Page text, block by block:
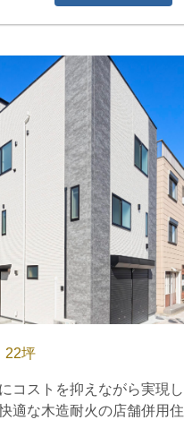
22坪
コストを抑えながら実現し
適な木造耐火の店舗併用住